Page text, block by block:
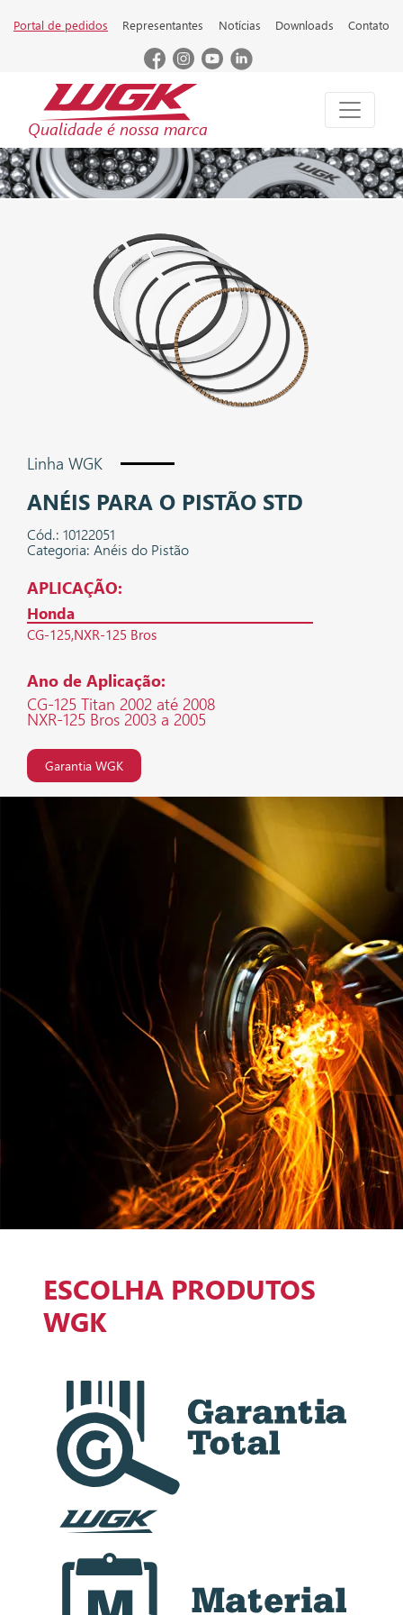
Portal de pedidos Representantes Notícias Downloads Contato
Qualidade é nossa marca
Linha WGK
ANÉIS PARA O PISTÃO STD
Cód.: 10122051
Categoria: Anéis do Pistão
APLICAÇÃO:
Honda
CG-125 NXR-125 Bros
Ano de Aplicação:
CG-125 Titan 2002 até 2008
NXR-125 Bros 2003 a 2005
Garantia WGK
ESCOLHA PRODUTOS
WGK